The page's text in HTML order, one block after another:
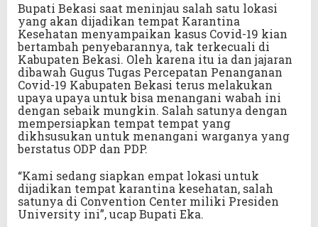
Bupati Bekasi saat meninjau salah satu lokasi
yang akan dijadikan tempat Karantina
Kesehatan menyampaikan kasus Covid-19 kian
bertambah penyebarannya, tak terkecuali di
Kabupaten Bekasi. Oleh karena itu ia dan jajaran
dibawah Gugus Tugas Percepatan Penanganan
Covid-19 Kabupaten Bekasi terus melakukan
upaya upaya untuk bisa menangani wabah ini
dengan sebaik mungkin. Salah satunya dengan
mempersiapkan tempat tempat yang
dikhsusukan untuk menangani warganya yang
berstatus ODP dan PDP.
“Kami sedang siapkan empat lokasi untuk
dijadikan tempat karantina kesehatan, salah
satunya di Convention Center miliki Presiden
University ini”, ucap Bupati Eka.